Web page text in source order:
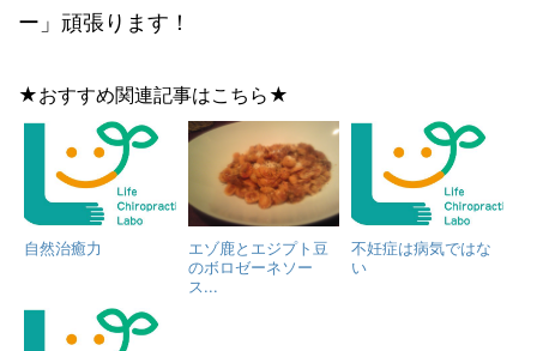
ー」頑張ります！
★おすすめ関連記事はこちら★
自然治癒力
エゾ鹿とエジプト豆
のボロゼーネソー
ス...
不妊症は病気ではな
い